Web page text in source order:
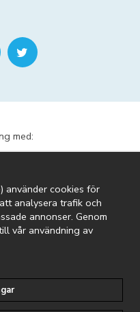
med:
koncernen:
använder cookies för
analysera trafik och
annonser. Genom
vår användning av